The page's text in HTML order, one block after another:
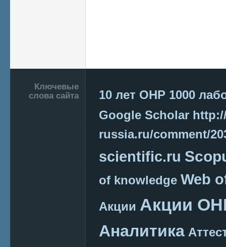
Подвал
Ключевые
слова сайта
10 лет ОНР 1000
Google Scholar
russia.ru/comment/
scientific.ru
of knowledge Web
Акции Акции
Аналитика